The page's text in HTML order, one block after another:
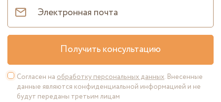
Получить консультацию
Согласен на обработку персональных данных. Внесенные
данные являются конфиденциальной информацией и не
будут переданы третьим лицам